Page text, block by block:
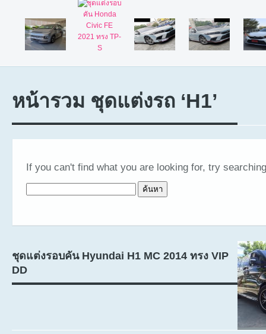
หน้ารวม ชุดแต่งรถ ‘H1’
If you can't find what you are looking for, try
ชุดแต่งรอบคัน Hyundai H1 MC 2014 ทรง VIP
DD